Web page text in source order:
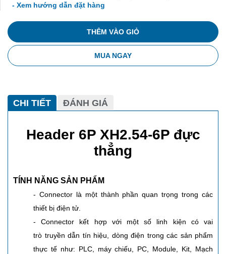
- Xem hướng dẫn đặt hàng
THÊM VÀO GIỎ
MUA NGAY
CHI TIẾT ĐÁNH GIÁ
Header 6P XH2.54-6P đực
thẳng
TÍNH NĂNG SẢN PHẨM
- Connector là một thành phần quan trọng trong các
thiết bị điện tử.
- Connector kết hợp với một số linh kiện có vai
trò truyền dẫn tín hiệu, dòng điện trong các sản phẩm
thực tế như: PLC, máy chiếu, PC, Module, Kit, Mạch